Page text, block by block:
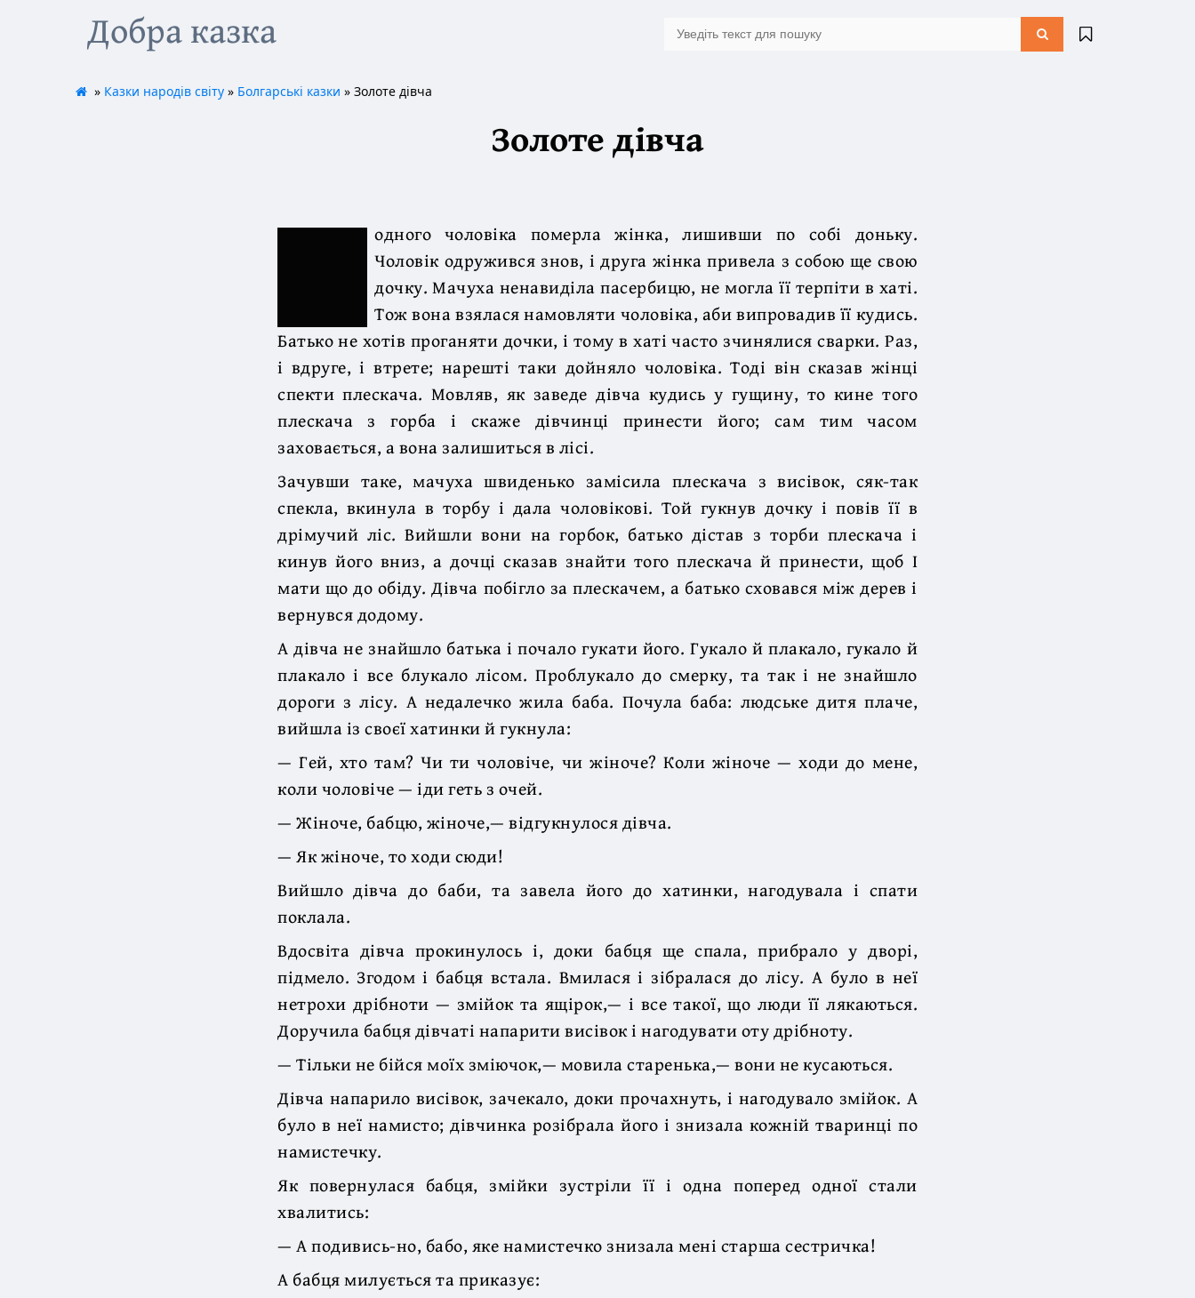
Добра казка
» Казки народів світу» Болгарські казки » Золоте дівча
Золоте дівча
одного чоловіка померла жінка, лишивши по собі доньку.
Чоловік одружився знов, і друга жінка привела з собою ще свою
дочку. Мачуха ненавиділа пасербицю, не могла її терпіти в хаті.
Тож вона взялася намовляти чоловіка, аби випровадив її кудись.
Батько не хотів проганяти дочки, і тому в хаті часто зчинялися сварки. Раз,
і вдруге, і втрете; нарешті таки дойняло чоловіка. Тоді він сказав жінці
спекти плескача. Мовляв, як заведе дівча кудись у гущину, то кине того
плескача з горба і скаже дівчинці принести його; сам тим часом
заховається, а вона залишиться в лісі.
Зачувши таке, мачуха швиденько замісила плескача з висівок, сяк-так
спекла, вкинула в торбу і дала чоловікові. Той гукнув дочку і повів її в
дрімучий ліс. Вийшли вони на горбок, батько дістав з торби плескача і
кинув його вниз, а дочці сказав знайти того плескача й принести, щоб І
мати що до обіду. Дівча побігло за плескачем, а батько сховався між дерев і
вернувся додому.
А дівча не знайшло батька і почало гукати його. Гукало й плакало, гукало й
плакало і все блукало лісом. Проблукало до смерку, та так і не знайшло
дороги з лісу. А недалечко жила баба. Почула баба: людське дитя плаче,
вийшла із своєї хатинки й гукнула:
— Гей, хто там? Чи ти чоловіче, чи жіноче? Коли жіноче — ходи до мене,
коли чоловіче — іди геть з очей.
— Жіноче, бабцю, жіноче,— відгукнулося дівча.
— Як жіноче, то ходи сюди!
Вийшло дівча до баби, та завела його до хатинки, нагодувала і спати
поклала.
Вдосвіта дівча прокинулось і, доки бабця ще спала, прибрало у дворі,
підмело. Згодом і бабця встала. Вмилася і зібралася до лісу. А було в неї
нетрохи дрібноти — змійок та ящірок,— і все такої, що люди її лякаються.
Доручила бабця дівчаті напарити висівок і нагодувати оту дрібноту.
— Тільки не бійся моїх зміючок,— мовила старенька,— вони не кусаються.
Дівча напарило висівок, зачекало, доки прочахнуть, і нагодувало змійок. А
було в неї намисто; дівчинка розібрала його і знизала кожній тваринці по
намистечку.
Як повернулася бабця, змійки зустріли її і одна поперед одної стали
хвалитись:
— А подивись-но, бабо, яке намистечко знизала мені старша сестричка!
А бабця милується та приказує: